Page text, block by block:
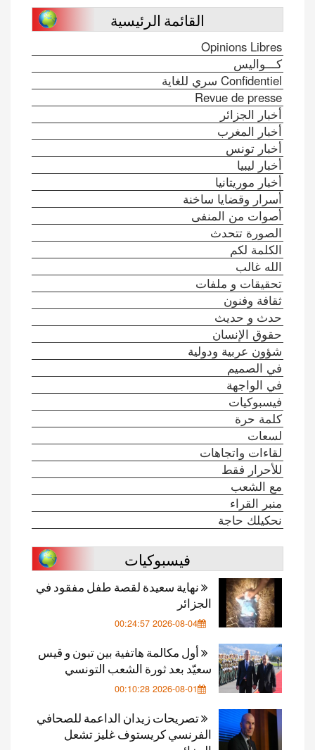
القائمة الرئيسية
Opinions Libres
كـــواليس
Confidentiel سري للغاية
Revue de presse
أخبار الجزائر
أخبار المغرب
أخبار تونس
أخبار ليبيا
أخبار موريتانيا
أسرار وقضايا ساخنة
أصوات من المنفى
الصورة تتحدث
الكلمة لكم
الله غالب
تحقيقات و ملفات
ثقافة وفنون
حدث و حديث
حقوق الإنسان
شؤون عربية ودولية
في الصميم
في الواجهة
فيسبوكيات
كلمة حرة
لسعات
لقاءات واتجاهات
للأحرار فقط
مع الشعب
منبر القراء
نحكيلك حاجة
فيسبوكيات
نهاية سعيدة لقصة طفل مفقود في
الجزائر
2026-08-04 00:24:57
أول مكالمة هاتفية بين تبون و قيس
سعيّد بعد ثورة الشعب التونسي
2026-08-01 00:10:28
تصريحات زيدان الداعمة للصحافي
الفرنسي كريستوف غليز تشعل